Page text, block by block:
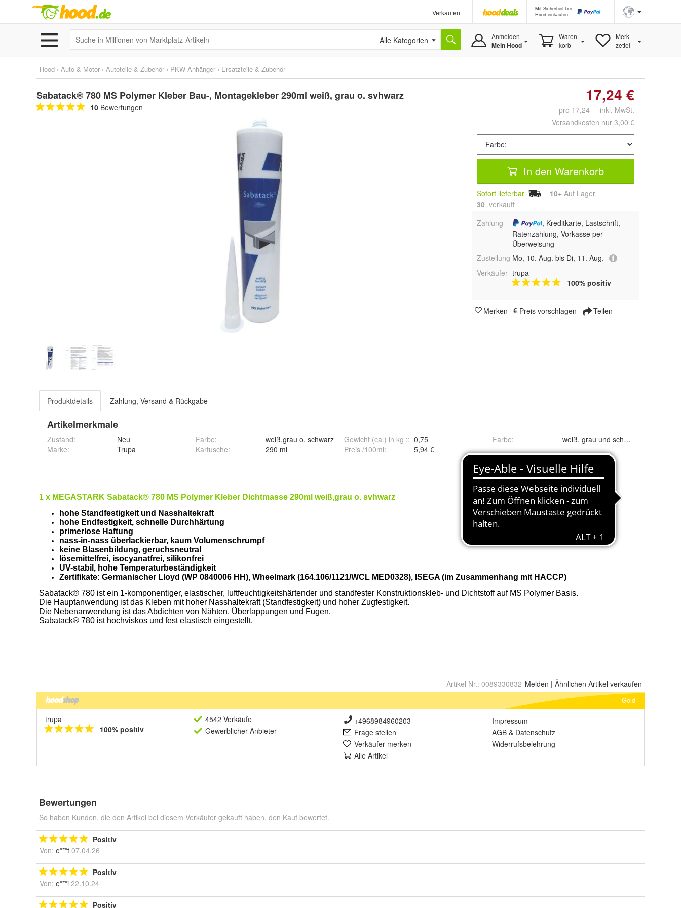
Verkaufen
Mit Sicherheit bei
Hood einkaufen
Alle Kategorien Anmelden
Mein Hood
Waren-
korb
Merk-
zettel
Hood › Auto & Motor › Autoteile & Zubehör › PKW-Anhänger › Ersatzteile & Zubehör
Sabatack® 780 MS Polymer Kleber Bau-, Montagekleber 290ml weiß, grau o. svhwarz
10 Bewertungen
17,24 €
pro 17,24 inkl. MwSt.
Versandkosten nur 3,00 €
In den Warenkorb
Sofort lieferbar 10+ Auf Lager
30 verkauft
Zahlung
, Kreditkarte, Lastschrift,
Ratenzahlung, Vorkasse per
Überweisung
Zustellung Mo, 10. Aug. bis Di, 11. Aug.
Verkäufer trupa
100% positiv
Merken Preis vorschlagen Teilen
Produktdetails Zahlung, Versand & Rückgabe
Artikelmerkmale
Zustand:
Neu
Marke:
Trupa
Farbe:
weiß,grau o. schwarz
Kartusche: 290 ml
Gewicht (ca.) in kg :: 0,75
Preis /100ml: 5,94 €
Farbe: weiß, grau und schwarz
Artikel Nr.: 0089330832 Melden | Ähnlichen Artikel verkaufen
Gold
trupa
100% positiv
4542 Verkäufe
Gewerblicher Anbieter
+4968984960203
Frage stellen
Verkäufer merken
Alle Artikel
Impressum
AGB & Datenschutz
Widerrufsbelehrung
Bewertungen
So haben Kunden, die den Artikel bei diesem Verkäufer gekauft haben, den Kauf bewertet.
Positiv
Von: e***t 07.04.26
Positiv
Von: e***i 22.10.24
Positiv